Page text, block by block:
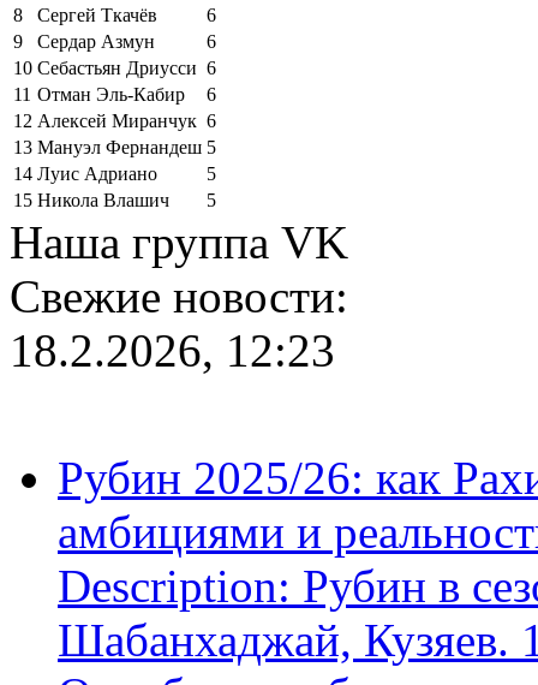
8
Сергей Ткачёв
6
9
Сердар Азмун
6
10 Себастьян Дриусси 6
11 Отман Эль-Кабир
6
12 Алексей Миранчук 6
13 Мануэл Фернандеш 5
14 Луис Адриано
5
15 Никола Влашич 5
Наша группа VK
Свежие новости:
18.2.2026, 12:23
Рубин 2025/26: как
амбициями и
Description: Рубин в
Шабанхаджай, Кузяев.